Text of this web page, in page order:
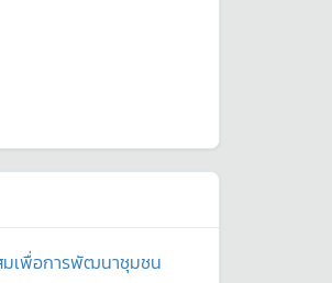
มเพื่อการพัฒนาชุมชน